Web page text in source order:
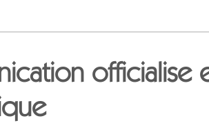
officialise